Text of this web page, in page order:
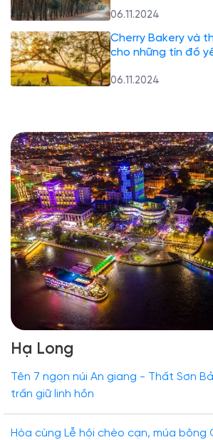
06.11.2024
Cherry Bakery và
cho những tín đồ
06.11.2024
Hạ Long
Tên 7 ngọn núi An giang - Thất Sơn
trấn giữ linh hồn
Hòa cùng Lễ hội chèo cạn, múa bông